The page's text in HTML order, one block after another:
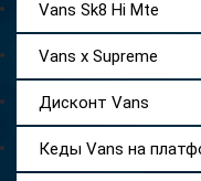
сохранять свой
Vans Sk8 Hi Mte
Vans x Supreme
Дисконт Vans
Кеды Vans на